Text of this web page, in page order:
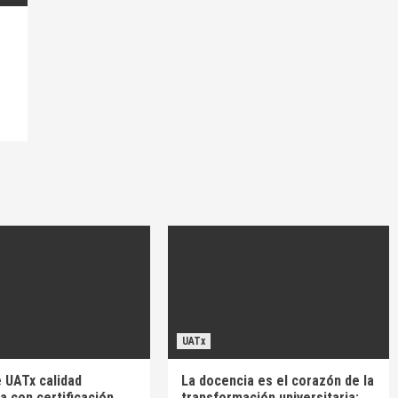
calidad
UATx
La docencia es el corazón de la